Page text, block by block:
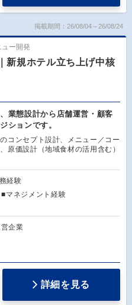
掲載期間：26/08/04～26/08/24
ー開発
新規ホテル立ち上げ中核
業態設計から店舗運営・顧客
ションです。
コンセプト設計、メニュー／コー
原価設計（地域食材の活用含む）
経験
マネジメント経験
企業
詳細を見る